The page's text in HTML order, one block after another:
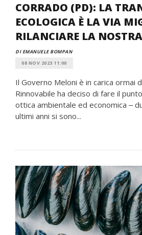
CORRADO (PD): LA
ECOLOGICA È LA VIA
RILANCIARE LA
DI EMANUELE BOMPAN
08 NOV 2023 11:00
Il Governo Meloni è in carica ormai
Rinnovabile ha deciso di fare il
ottica ambientale ed economica ‒
ultimi anni si sono...